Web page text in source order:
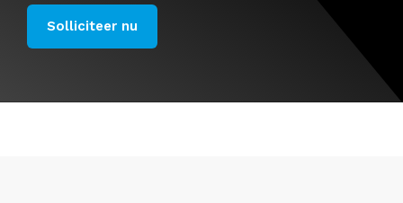
Solliciteer nu